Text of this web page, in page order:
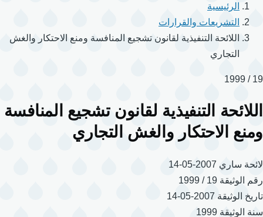
الرئيسية
التشريعات والقرارات
اللائحة التنفيذية لقانون تشجيع المنافسة ومنع الاحتكار والغش
التجاري
19 / 1999
اللائحة التنفيذية لقانون تشجيع المنافسة
ومنع الاحتكار والغش التجاري
لائحة ساري 2007-05-14
رقم الوثيقة 19 / 1999
تاريخ الوثيقة 2007-05-14
سنة الوثيقة 1999